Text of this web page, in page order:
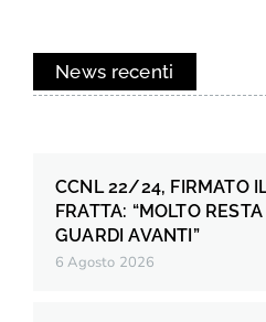
News recenti
CCNL 22/24, FIRMATO
FRATTA: “MOLTO
GUARDI AVANTI”
6 Agosto 2026